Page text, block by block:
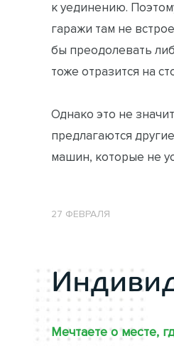
к уединению.
гаражи там не
бы преодолевать
тоже отразится на
Однако это не
предлагаются
машин, которые не
27 ФЕВРАЛЯ
Мечтаете о месте,